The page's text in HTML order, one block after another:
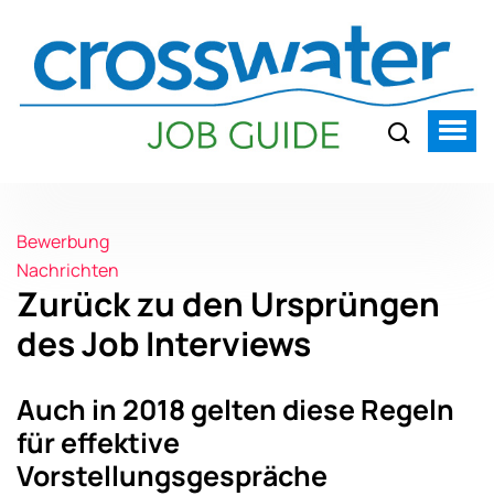
Bewerbung
Nachrichten
Zurück zu den Ursprüngen
des Job Interviews
Auch in 2018 gelten diese Regeln
für effektive
Vorstellungsgespräche